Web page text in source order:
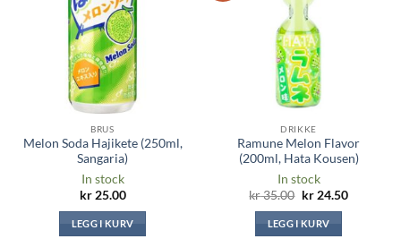
BRUS
Melon Soda Hajikete (250ml,
Sangaria)
In stock
kr25.00
LEGG I KURV
DRIKKE
Ramune Melon Flavor
(200ml, Hata Kousen)
In stock
kr35.00 Original
was:
kr 35.00.
kr24.50Current
LEGG I KURV